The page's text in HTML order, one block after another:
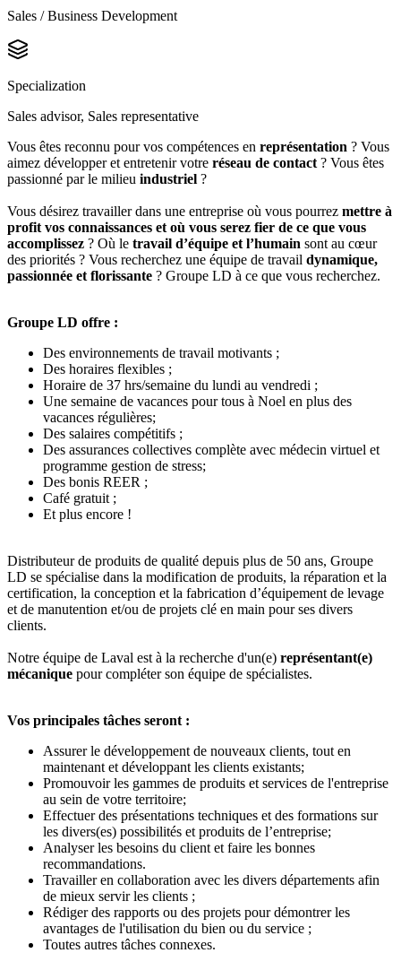
Sales / Business Development
Specialization
Sales advisor, Sales representative
Vous êtes reconnu pour vos compétences en représentation ? Vous
aimez développer et entretenir votre réseau de contact ? Vous êtes
passionné par le milieu industriel ?
Vous désirez travailler dans une entreprise où vous pourrez mettre à
profit vos connaissances et où vous serez fier de ce que vous
accomplissez ? Où le travail d’équipe et l’humain sont au cœur
des priorités ? Vous recherchez une équipe de travail dynamique,
passionnée et florissante ? Groupe LD à ce que vous recherchez.
Groupe LD offre :
Des environnements de travail motivants ;
Des horaires flexibles ;
Horaire de 37 hrs/semaine du lundi au vendredi ;
Une semaine de vacances pour tous à Noel en plus des
vacances régulières;
Des salaires compétitifs ;
Des assurances collectives complète avec médecin virtuel et
programme gestion de stress;
Des bonis REER ;
Café gratuit ;
Et plus encore !
Distributeur de produits de qualité depuis plus de 50 ans, Groupe
LD se spécialise dans la modification de produits, la réparation et la
certification, la conception et la fabrication d’équipement de levage
et de manutention et/ou de projets clé en main pour ses divers
clients.
Notre équipe de Laval est à la recherche d'un(e) représentant(e)
mécanique pour compléter son équipe de spécialistes.
Vos principales tâches seront :
Assurer le développement de nouveaux clients, tout en
maintenant et développant les clients existants;
Promouvoir les gammes de produits et services de l'entreprise
au sein de votre territoire;
Effectuer des présentations techniques et des formations sur
les divers(es) possibilités et produits de l’entreprise;
Analyser les besoins du client et faire les bonnes
recommandations.
Travailler en collaboration avec les divers départements afin
de mieux servir les clients ;
Rédiger des rapports ou des projets pour démontrer les
avantages de l'utilisation du bien ou du service ;
Toutes autres tâches connexes.